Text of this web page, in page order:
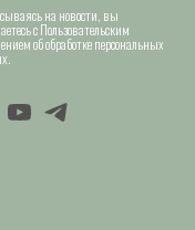
на новости, вы
с Пользовательским
об обработке персональных